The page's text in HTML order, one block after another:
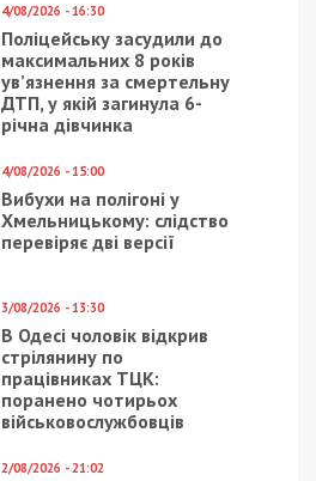
4/08/2026 - 16:30
Поліцейську засудили до
максимальних 8 років
ув’язнення за смертельну
ДТП, у якій загинула 6-
річна дівчинка
4/08/2026 - 15:00
Вибухи на полігоні у
Хмельницькому: слідство
перевіряє дві версії
3/08/2026 - 13:30
В Одесі чоловік відкрив
стрілянину по
працівниках ТЦК:
поранено чотирьох
військовослужбовців
2/08/2026 - 21:02